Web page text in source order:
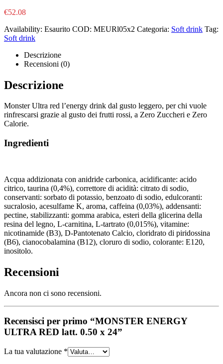
€52.08
Availability: Esaurito COD: MEURl05x2 Categoria: Soft drink Tag:
Soft drink
Descrizione
Recensioni (0)
Descrizione
Monster Ultra red l’energy drink dal gusto leggero, per chi vuole
rinfrescarsi grazie al gusto dei frutti rossi, a Zero Zuccheri e Zero
Calorie.
Ingredienti
Acqua addizionata con anidride carbonica, acidificante: acido
citrico, taurina (0,4%), correttore di acidità: citrato di sodio,
conservanti: sorbato di potassio, benzoato di sodio, edulcoranti:
sucralosio, acesulfame K, aroma, caffeina (0,03%), addensanti:
pectine, stabilizzanti: gomma arabica, esteri della glicerina della
resina del legno, L-carnitina, L-tartrato (0,015%), vitamine:
nicotinamide (B3), D-Pantotenato Calcio, cloridrato di piridossina
(B6), cianocobalamina (B12), cloruro di sodio, colorante: E120,
inositolo.
Recensioni
Ancora non ci sono recensioni.
Recensisci per primo “MONSTER ENERGY
ULTRA RED latt. 0.50 x 24”
La tua valutazione *